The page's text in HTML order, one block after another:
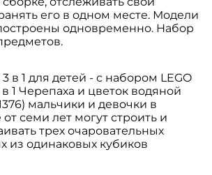
его в одном месте. Модели
одновременно. Набор
в 1 для детей - с набором LEGO
1 Черепаха и цветок водяной
мальчики и девочки в
от семи лет могут строить и
трех очаровательных
из одинаковых кубиков